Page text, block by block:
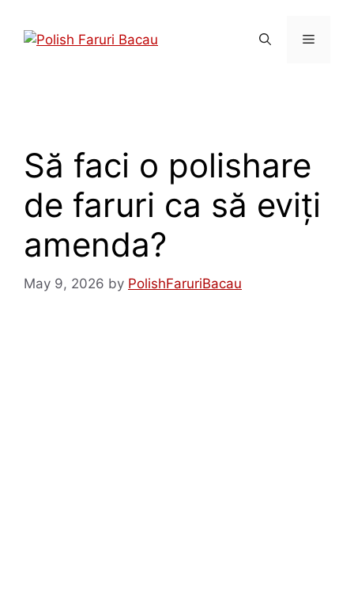
Să faci o polishare
de faruri ca să eviți
amenda?
May 9, 2026 by PolishFaruriBacau